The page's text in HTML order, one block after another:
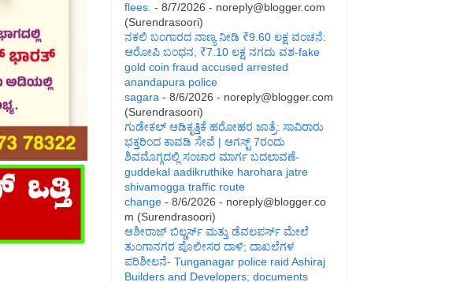
flees. - 8/7/2026 - noreply@blogger.com
(Surendrasoori)
ನಕಲಿ ಬಂಗಾರದ ನಾಣ್ಯ ನೀಡಿ ₹9.60 ಲಕ್ಷ ವಂಚನೆ:
ಆರೋಪಿ ಬಂಧನ, ₹7.10 ಲಕ್ಷ ನಗದು ವಶ-fake
gold coin fraud accused arrested
anandapura police
sagara - 8/6/2026 - noreply@blogger.com
(Surendrasoori)
ಗುಡೇಕಲ್ ಆಡಿಕೃತ್ತಿಕೆ ಹರೋಹರ ಜಾತ್ರೆ: ಸಾವಿರಾರು
ಭಕ್ತರಿಂದ ಕಾವಡಿ ಸೇವೆ | ಆಗಸ್ಟ್ 7ರಂದು
ಶಿವಮೊಗ್ಗದಲ್ಲಿ ಸಂಚಾರ ಮಾರ್ಗ ಬದಲಾವಣೆ-
guddekal aadikruthike harohara jatre
shivamogga traffic route
change - 8/6/2026 - noreply@blogger.co
m (Surendrasoori)
ಆಶೀರಾಜ್ ಬಿಲ್ಡರ್ಸ್ ಮತ್ತು ಡೆವಲಪರ್ಸ್ ಮೇಲೆ
ತುಂಗಾನಗರ ಪೊಲೀಸರ ದಾಳಿ; ದಾಖಲೆಗಳ
ಪರಿಶೀಲನೆ- Tunganagar police raid Ashiraj
Builders and Developers; documents